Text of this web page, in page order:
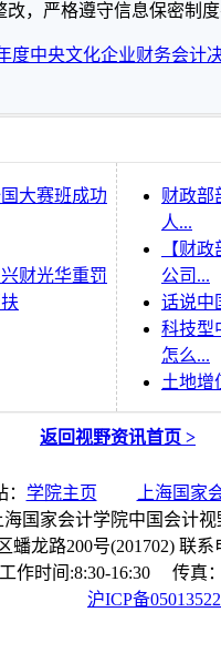
， 严格遵守信息保密制
度中央文化企业财务会计
大赛班成功
财光华重罚
财政部
人...
【财
公司...
话说中
科技型
怎么...
土地增
返回视野资讯首页 >
学院主页
上海国家
海国家会计学院中国会计
蟠龙路200号(201702) 联系
工作时间:8:30-16:30 传真：
沪ICP备